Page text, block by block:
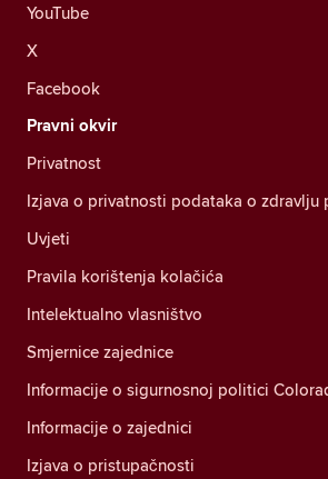
YouTube
X
Facebook
Pravni okvir
Privatnost
Izjava o privatnosti podataka o zdravlju
Uvjeti
Pravila korištenja kolačića
Intelektualno vlasništvo
Smjernice zajednice
Informacije o sigurnosnoj politici
Informacije o zajednici
Izjava o pristupačnosti